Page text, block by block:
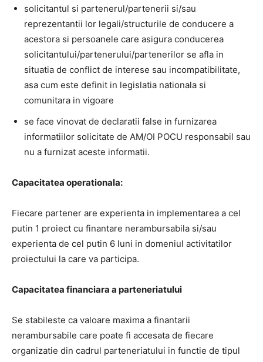
solicitantul si partenerul/partenerii si/sau
reprezentantii lor legali/structurile de conducere a
acestora si persoanele care asigura conducerea
solicitantului/partenerului/partenerilor se afla in
situatia de conflict de interese sau incompatibilitate,
asa cum este definit in legislatia nationala si
comunitara in vigoare
se face vinovat de declaratii false in furnizarea
informatiilor solicitate de AM/OI POCU responsabil sau
nu a furnizat aceste informatii.
Capacitatea operationala:
Fiecare partener are experienta in implementarea a cel
putin 1 proiect cu finantare nerambursabila si/sau
experienta de cel putin 6 luni in domeniul activitatilor
proiectului la care va participa.
Capacitatea financiara a parteneriatului
Se stabileste ca valoare maxima a finantarii
nerambursabile care poate fi accesata de fiecare
organizatie din cadrul parteneriatului in functie de tipul